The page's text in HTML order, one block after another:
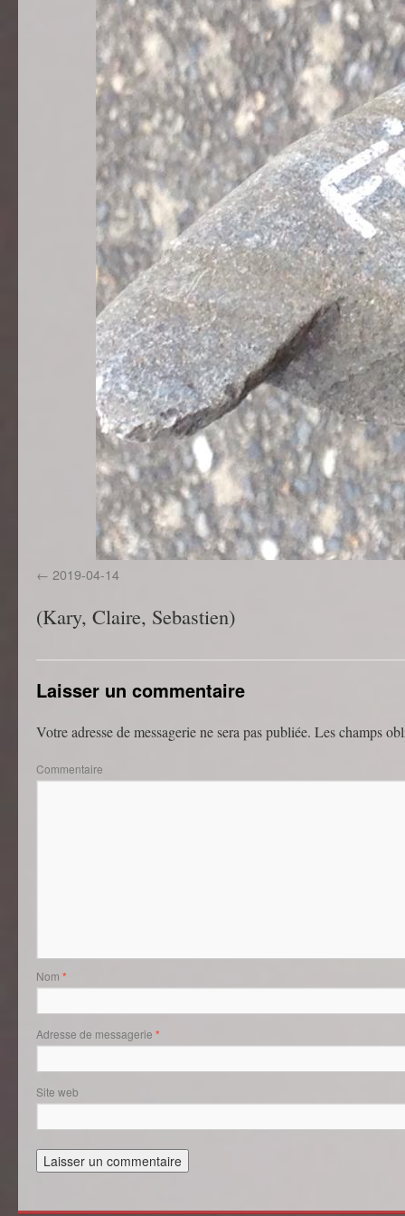
2019-04-14
(Kary, Claire, Sebastien)
Laisser un commentaire
Votre adresse de messagerie ne sera pas publiée. Les champs
Commentaire
Nom *
Adresse de messagerie *
Site web